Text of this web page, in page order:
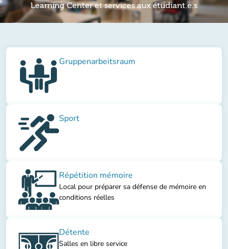
Learning Center et services aux étudiant.e.s
Gruppenarbeitsraum
Sport
Répétition mémoire
Local pour préparer sa défense de mémoire en
conditions réelles
Détente
Salles en libre service